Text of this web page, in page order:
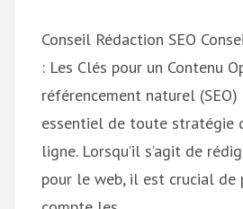
Conseil Rédaction SEO
: Les Clés pour un Contenu
référencement naturel
essentiel de toute stratégie
ligne. Lorsqu’il s’agit de
pour le web, il est crucial de